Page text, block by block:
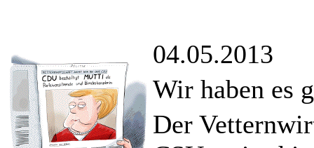
04.05.2013
Wir haben es
Der